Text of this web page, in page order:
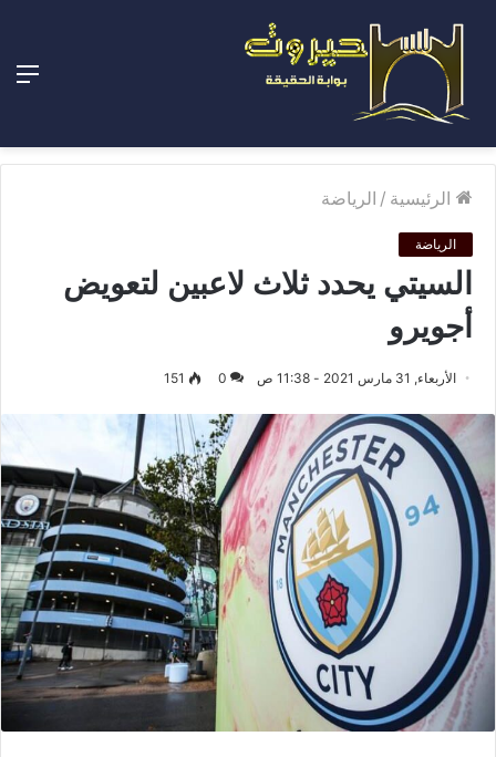
الرئيسية / الرياضة
الرياضة
السيتي يحدد ثلاث لاعبين لتعويض
أجويرو
الأربعاء, 31 مارس 2021 - 11:38 ص 0
151